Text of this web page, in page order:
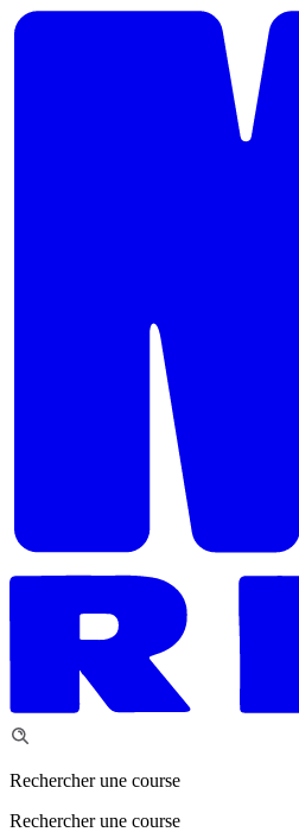
Rechercher une course
Rechercher une course